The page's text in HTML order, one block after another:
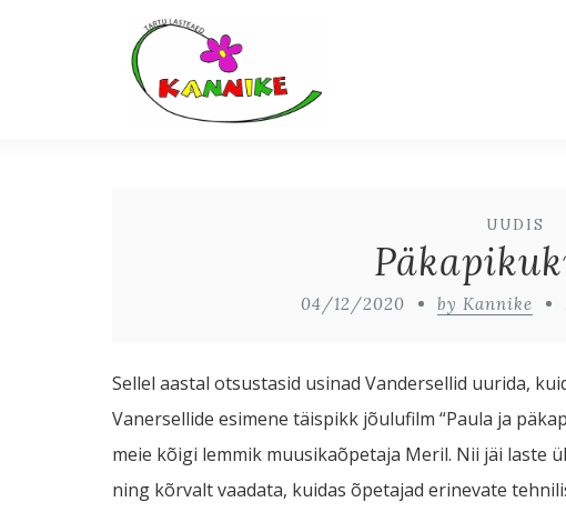
UUDIS
04/12/2020 by Kannike
Sellel aastal otsustasid usinad Vandersellid uurida,
Vanersellide esimene täispikk jõulufilm “Paula ja
meie kõigi lemmik muusikaõpetaja Meril. Nii jäi laste
ning kõrvalt vaadata, kuidas õpetajad erinevate